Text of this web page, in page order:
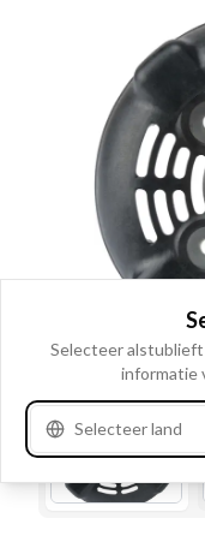
Selecteer alstublieft
informatie
Selecteer land